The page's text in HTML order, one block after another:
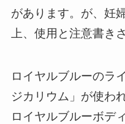
があります。が、妊
上、使用と注意書き
ロイヤルブルーのラ
ジカリウム」が使わ
ロイヤルブルーボデ